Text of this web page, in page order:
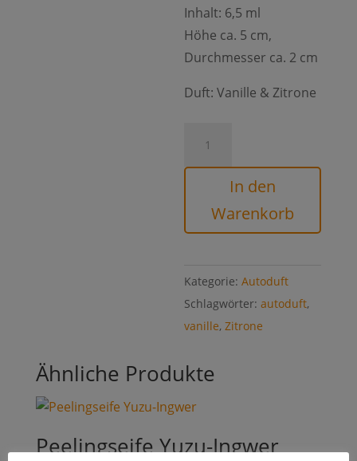
Inhalt: 6,5 ml
Höhe ca. 5 cm,
Durchmesser ca. 2 cm
Duft: Vanille & Zitrone
Menge
In den
Warenkorb
Kategorie:Autoduft
Schlagwörter:autoduft,
vanille,Zitrone
Ähnliche Produkte
Peelingseife Yuzu-Ingwer